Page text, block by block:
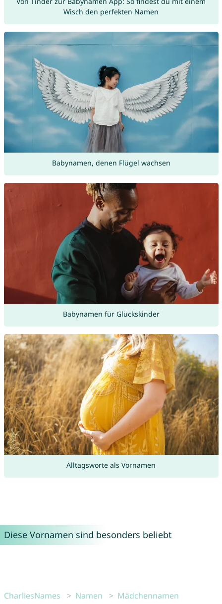
Wisch den perfekten Namen
Babynamen, denen Flügel wachsen
Babynamen für Glückskinder
Alltagsworte als Vornamen
Diese Vornamen sind besonders beliebt
CharliesNames Namen
Mädchennamen